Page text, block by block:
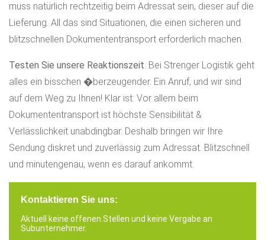
muss natürlich rechtzeitig beim Adressat sein, dieser auf die
Lieferung. All das sind Situationen, die einen sicheren und
blitzschnellen Dokumententransport erforderlich machen.
Testen Sie unsere Reaktionszeit. Bei Strenger Logistik geht
alles ein bisschen �berzeugender. Ein Anruf, und wir sind
auf dem Weg zu Ihnen! Klar ist: Vor allem beim
Dokumententransport ist höchste Sensibilität &
Verlässlichkeit unabdingbar. Deshalb bringen wir Ihre
Sendung diskret und zuverlässig zum Adressat. Blitzschnell
und minutengenau, wenn es darauf ankommt.
Kontaktieren Sie uns:
Aktuell keine offenen Stellen und keine Vergabe an
Subunternehmer.